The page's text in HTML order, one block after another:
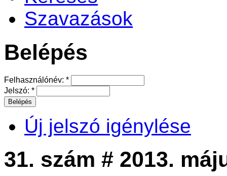
Szavazások
Belépés
Felhasználónév: *
Jelszó: *
Új jelszó igénylése
31. szám # 2013.